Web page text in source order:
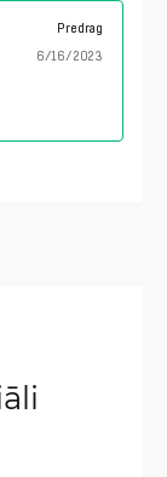
Predrag
6/16/2023